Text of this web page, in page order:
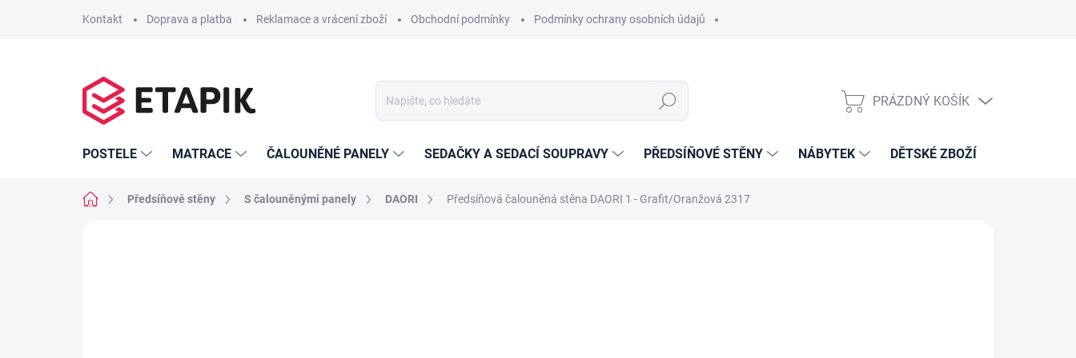
Kontakt Doprava a platba Reklamace a vrácení zboží Obchodní podmínky Podmínky ochrany osobních údajů
Hledat
NÁKUPNÍ
PRÁZDNÝ KOŠÍK
POSTELE MATRACE ČALOUNĚNÉ PANELY SEDAČKY A SEDACÍ SOUPRAVY PŘEDSÍŇOVÉ STĚNY NÁBYTEK DĚTSKÉ ZBOŽÍ
Domů Předsíňové stěny S čalouněnými panely DAORI Předsíňová čalouněná stěna DAORI 1 - Grafit/Oranžová 2317